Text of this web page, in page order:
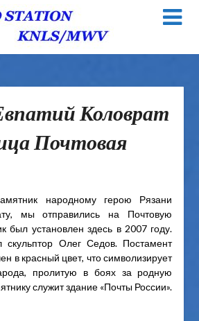
Коловрат
Почтовая
народному герою Рязани
мы отправились на Почтовую
был установлен здесь в 2007 году.
скульптор Олег Седов. Постамент
в красный цвет, что символизирует
пролитую в боях за родную
служит здание «Почты России».